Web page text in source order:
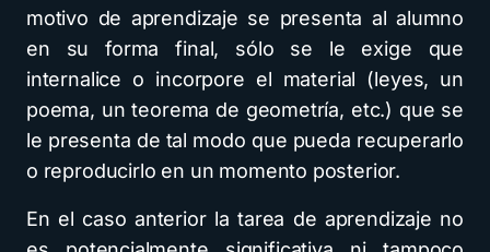
motivo de aprendizaje se presenta al alumno
en su forma final, sólo se le exige que
internalice o incorpore el material (leyes, un
poema, un teorema de geometría, etc.) que se
le presenta de tal modo que pueda recuperarlo
o reproducirlo en un momento posterior.
En el caso anterior la tarea de aprendizaje no